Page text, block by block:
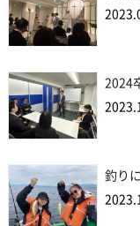
2024
釣り